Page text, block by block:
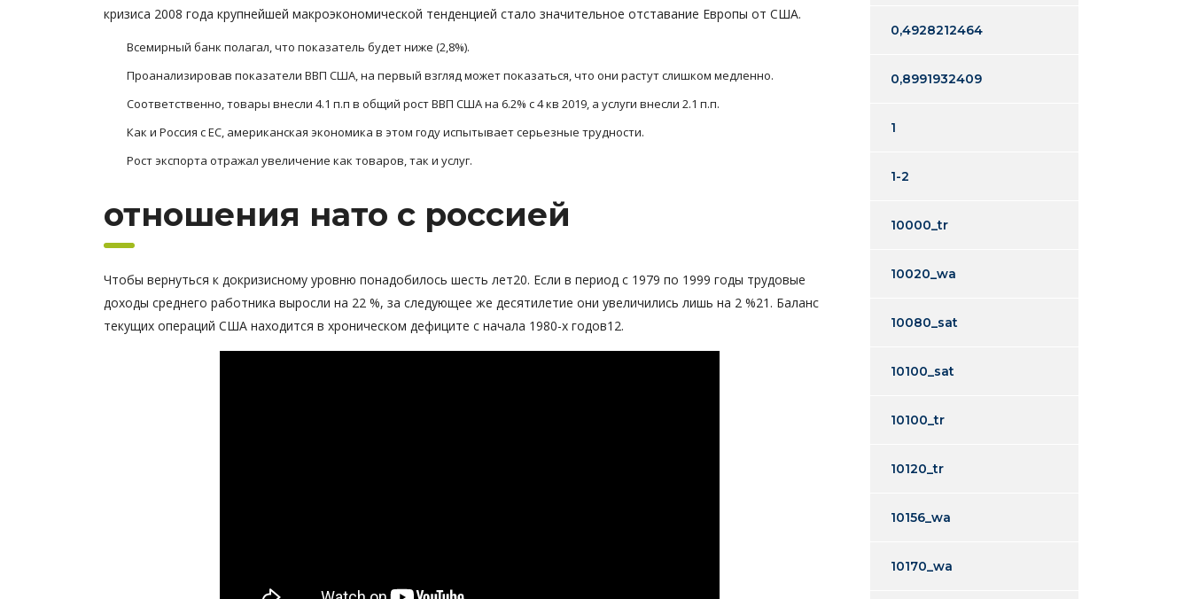
кризиса 2008 года крупнейшей макроэкономической тенденцией стало значительное отставание Европы от США.
Всемирный банк полагал, что показатель будет ниже (2,8%).
Проанализировав показатели ВВП США, на первый взгляд может показаться, что они растут слишком медленно.
Соответственно, товары внесли 4.1 п.п в общий рост ВВП США на 6.2% с 4 кв 2019, а услуги внесли 2.1 п.п.
Как и Россия с ЕС, американская экономика в этом году испытывает серьезные трудности.
Рост экспорта отражал увеличение как товаров, так и услуг.
отношения нато с россией
Чтобы вернуться к докризисному уровню понадобилось шесть лет20. Если в период с 1979 по 1999 годы трудовые
доходы среднего работника выросли на 22 %, за следующее же десятилетие они увеличились лишь на 2 %21. Баланс
текущих операций США находится в хроническом дефиците с начала 1980-х годов12.
0,4928212464
0,8991932409
1
1-2
10000_tr
10020_wa
10080_sat
10100_sat
10100_tr
10120_tr
10156_wa
10170_wa